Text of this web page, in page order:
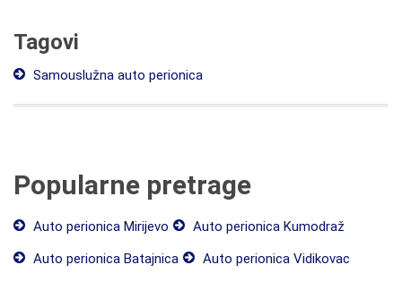
Tagovi
Samouslužna auto perionica
Popularne pretrage
Auto perionica Mirijevo
Auto perionica Kumodraž
Auto perionica Batajnica
Auto perionica Vidikovac